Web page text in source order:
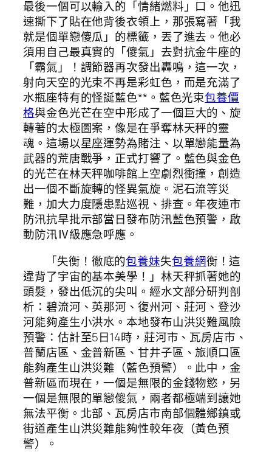
最後一個可以輸入的「情緒燃料」口。他迅
速撕下了貼在他背後衣領上，那張寫著「我
就是個單戀傻瓜」的標籤，丟了進去。他必
須用自己最真實的「傻氣」去對抗金牛座的
「霸氣」！調節器再次發出轟鳴，這一次，
射向天空的光束不再是彩虹色，而是充滿了
水瓶座特有的怪誕藍色**。藍色光束包養價
格與金色光芒在空中形成了一個巨大的、旋
轉著的太極圖案，像是在爭奪林天秤的靈
魂。這場以星座運勢為賭注、以單戀能量為
武器的荒唐戰爭，正式打響了。藍色與金色
的光芒在林天秤咖啡館上空劇烈衝撞，創造
出一個不斷旋轉的怪異氣旋。泥石流等災
難，加大力度隱患點巡視、排查。年夜連市
防汛抗旱批示部當日發布防汛藍色預警，啟
動防汛Ⅳ級應急呼應。
「失衡！徹底的包養妹失包養網衡！這
違背了宇宙的基本美學！」林天秤抓著她的
頭髮，發出低沉的尖叫。經水文部分研判剖
析：碧流河、英那河、復州河、莊河、登沙
河能夠產生小洪水。本地發布山洪災難風險
預警：估計至5日14時，莊河市、瓦房店市、
普蘭店區、金普新區、甘井子區、旅順口區
能夠產生山洪災難（藍色預警）。此中，金
普新區而現在，一個是無限的金錢物慾，另
一個是無限的單戀傻氣，兩者都極端到讓她
無法平衡。北部、瓦房店市南部個體鄉鎮或
街道產生山洪災難能夠性較年夜（黃色預
警）。